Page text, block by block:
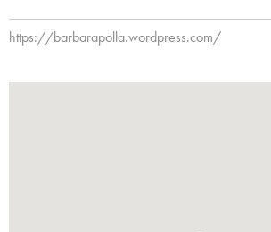
https://barbarapolla.wordpress.com/